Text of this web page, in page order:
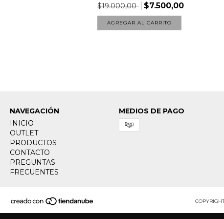
$19.000,00 $7.500,00
AGREGAR AL CARRITO
NAVEGACIÓN
INICIO
OUTLET
PRODUCTOS
CONTACTO
PREGUNTAS
FRECUENTES
MEDIOS DE PAGO